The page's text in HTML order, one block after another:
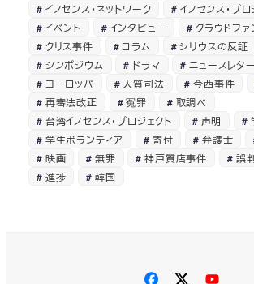
イノセンス・ネットワーク
イノセンス・プロ
イベント
インタビュー
クラウドフ
クリス事件
コラム
シリウスの反証
シンポジウム
ドラマ ニュースレター
ヨーロッパ
人質司法 今西事件
再審法改正
冤罪
取調べ
台湾イノセンス・プロジェクト
声明
学生ボランティア
寄付 弁護士
映画
無罪 神戸質店事件 誤
進捗
韓国